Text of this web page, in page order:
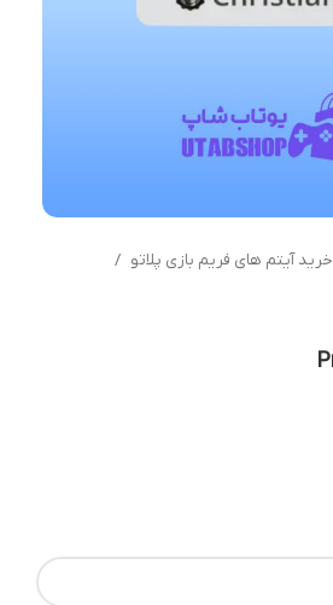
خرید آیتم های فریم بازی پلاتو